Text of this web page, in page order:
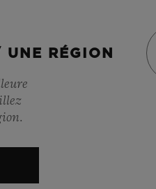
créé pour
"diamants de
"diamants du
vise à assurer
financent pas de
imposant des
participants,
RÉGION